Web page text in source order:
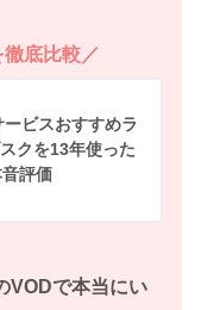
底比較／
ービスおすすめラ
クを13年使った
評価
VODで本当にい